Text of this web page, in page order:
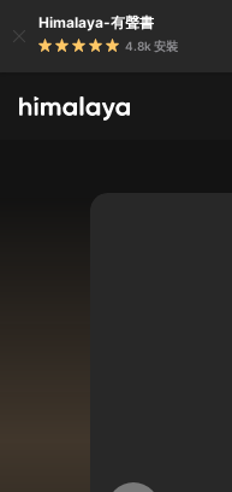
Himalaya-有聲書
4.8k 安裝